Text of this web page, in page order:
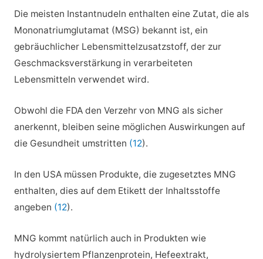
Die meisten Instantnudeln enthalten eine Zutat, die als
Mononatriumglutamat (MSG) bekannt ist, ein
gebräuchlicher Lebensmittelzusatzstoff, der zur
Geschmacksverstärkung in verarbeiteten
Lebensmitteln verwendet wird.
Obwohl die FDA den Verzehr von MNG als sicher
anerkennt, bleiben seine möglichen Auswirkungen auf
die Gesundheit umstritten (12).
In den USA müssen Produkte, die zugesetztes MNG
enthalten, dies auf dem Etikett der Inhaltsstoffe
angeben (12).
MNG kommt natürlich auch in Produkten wie
hydrolysiertem Pflanzenprotein, Hefeextrakt,